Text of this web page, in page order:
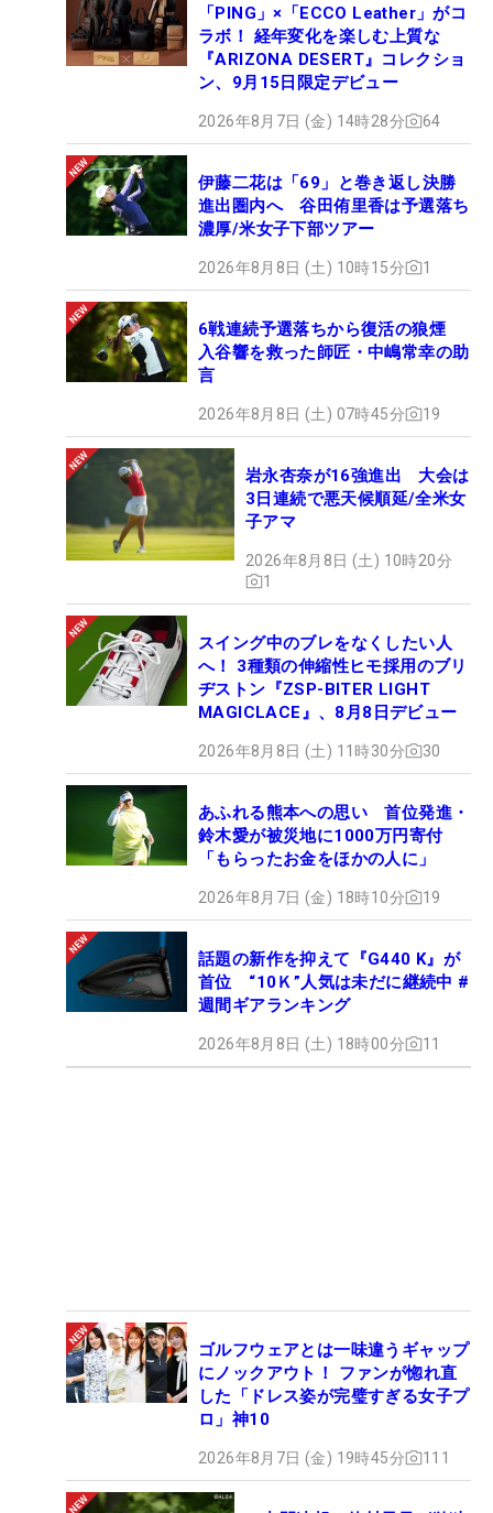
「PING」×「ECCO Leather」がコ
ラボ！ 経年変化を楽しむ上質な
『ARIZONA DESERT』コレクショ
ン、9月15日限定デビュー
2026年8月7日 (金) 14時28分 64
伊藤二花は「69」と巻き返し決勝
進出圏内へ 谷田侑里香は予選落ち
濃厚/米女子下部ツアー
2026年8月8日 (土) 10時15分 1
6戦連続予選落ちから復活の狼煙
入谷響を救った師匠・中嶋常幸の助
言
2026年8月8日 (土) 07時45分 19
岩永杏奈が16強進出 大会は
3日連続で悪天候順延/全米女
子アマ
2026年8月8日 (土) 10時20分
1
スイング中のブレをなくしたい人
へ！ 3種類の伸縮性ヒモ採用のブリ
ヂストン『ZSP-BITER LIGHT
MAGICLACE』、8月8日デビュー
2026年8月8日 (土) 11時30分 30
あふれる熊本への思い 首位発進・
鈴木愛が被災地に1000万円寄付
「もらったお金をほかの人に」
2026年8月7日 (金) 18時10分 19
話題の新作を抑えて『G440 K』が
首位 “10Ｋ”人気は未だに継続中 #
週間ギアランキング
2026年8月8日 (土) 18時00分 11
ゴルフウェアとは一味違うギャップ
にノックアウト！ ファンが惚れ直
した「ドレス姿が完璧すぎる女子プ
ロ」神10
2026年8月7日 (金) 19時45分 111